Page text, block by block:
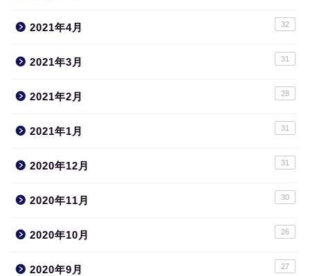
2021年4月 32
2021年3月 31
2021年2月 28
2021年1月 31
2020年12月 31
2020年11月 30
2020年10月 26
2020年9月 27